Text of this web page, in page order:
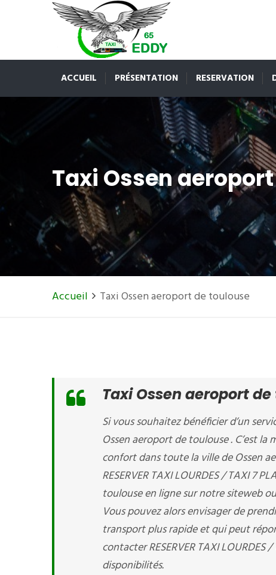
ACCUEIL PRÉSENTATION RESERVATION
Taxi Ossen
Accueil Taxi Ossen aeroport de toulouse
Taxi Ossen aeroport
Si vous souhaitez bénéficier d’un
Ossen aeroport de toulouse . C’est
confort dans toute la ville de Ossen
RESERVER TAXI LOURDES / TAXI 7
toulouse en ligne sur notre siteweb
Vous pouvez alors envisager de
transport plus rapide et qui peut
contacter RESERVER TAXI
disponibilités.